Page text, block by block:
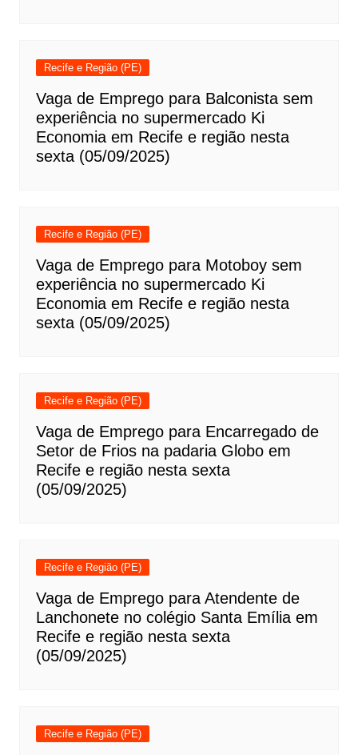
Recife e Região (PE)
Vaga de Emprego para Balconista sem
experiência no supermercado Ki
Economia em Recife e região nesta
sexta (05/09/2025)
Recife e Região (PE)
Vaga de Emprego para Motoboy sem
experiência no supermercado Ki
Economia em Recife e região nesta
sexta (05/09/2025)
Recife e Região (PE)
Vaga de Emprego para Encarregado de
Setor de Frios na padaria Globo em
Recife e região nesta sexta
(05/09/2025)
Recife e Região (PE)
Vaga de Emprego para Atendente de
Lanchonete no colégio Santa Emília em
Recife e região nesta sexta
(05/09/2025)
Recife e Região (PE)